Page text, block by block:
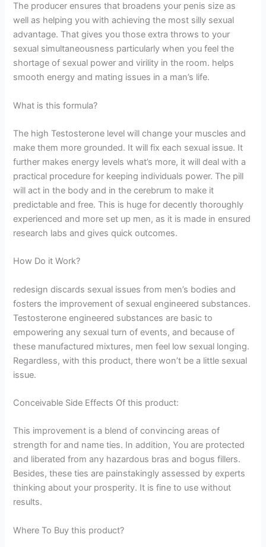
The producer ensures that broadens your penis size as
well as helping you with achieving the most silly sexual
advantage. That gives you those extra throws to your
sexual simultaneousness particularly when you feel the
shortage of sexual power and virility in the room. helps
smooth energy and mating issues in a man’s life.
What is this formula?
The high Testosterone level will change your muscles and
make them more grounded. It will fix each sexual issue. It
further makes energy levels what’s more, it will deal with a
practical procedure for keeping individuals power. The pill
will act in the body and in the cerebrum to make it
predictable and free. This is huge for decently thoroughly
experienced and more set up men, as it is made in ensured
research labs and gives quick outcomes.
How Do it Work?
redesign discards sexual issues from men’s bodies and
fosters the improvement of sexual engineered substances.
Testosterone engineered substances are basic to
empowering any sexual turn of events, and because of
these manufactured mixtures, men feel low sexual longing.
Regardless, with this product, there won’t be a little sexual
issue.
Conceivable Side Effects Of this product:
This improvement is a blend of convincing areas of
strength for and name ties. In addition, You are protected
and liberated from any hazardous bras and bogus fillers.
Besides, these ties are painstakingly assessed by experts
thinking about your prosperity. It is fine to use without
results.
Where To Buy this product?